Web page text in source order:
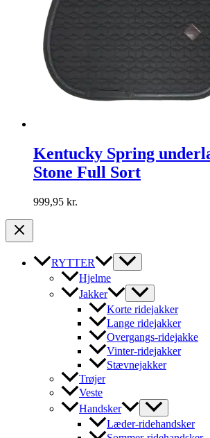
Kentucky Spring
Stone Full Sort
999,95 kr.
RYTTER
Hjelme
Jakker
Korte ridejakker
Lange ridejakker
Overgangs-ridejakke
Vinter-ridejakker
Stævnejakker
Trøjer
Veste
Handsker
Læder-ridehandsker